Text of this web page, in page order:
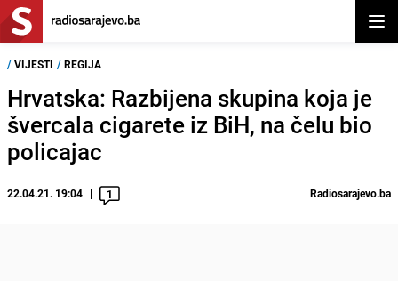
/ VIJESTI / REGIJA
Hrvatska: Razbijena skupina koja je
švercala cigarete iz BiH, na čelu bio
policajac
22.04.21. 19:04 1 Radiosarajevo.ba